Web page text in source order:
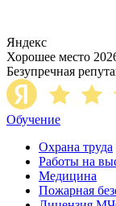
Яндекс
Хорошее место
Безупречная
Обучение
Охрана труда
Работы на
Медицина
Пожарная